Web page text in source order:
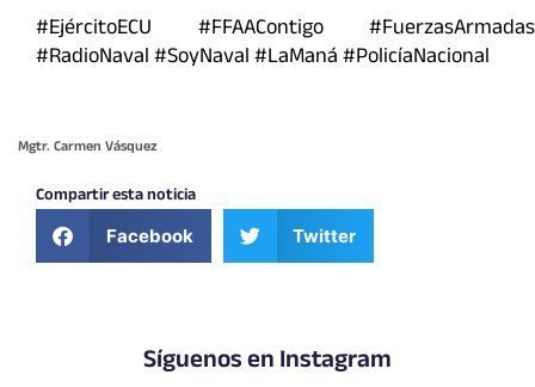
#EjércitoECU #FFAAContigo #FuerzasArmadas
#RadioNaval #SoyNaval #LaManá #PolicíaNacional
Mgtr. Carmen Vásquez
Compartir esta noticia
Facebook Twitter
Síguenos en Instagram